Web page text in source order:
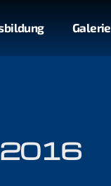
Galerie
2016